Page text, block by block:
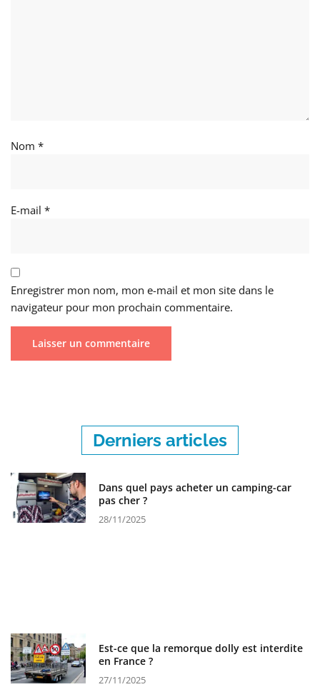
Nom *
E-mail *
Enregistrer mon nom, mon e-mail et mon site dans le
navigateur pour mon prochain commentaire.
Derniers articles
Dans quel pays acheter un camping-car
pas cher ?
28/11/2025
Est-ce que la remorque dolly est interdite
en France ?
27/11/2025